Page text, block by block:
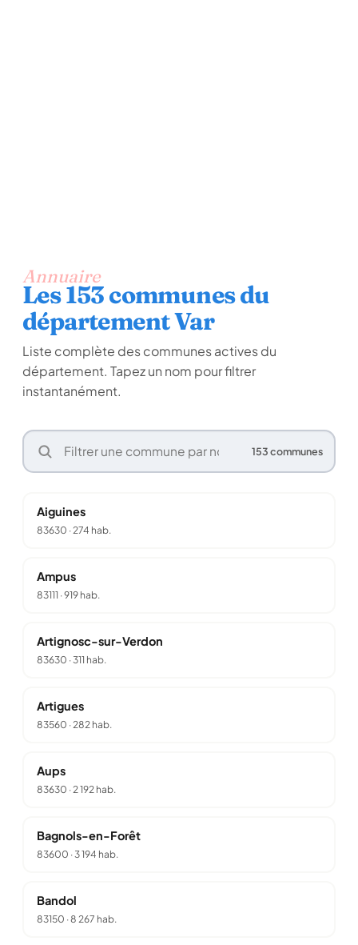
Annuaire
Les 153 communes du
département Var
Liste complète des communes actives du
département. Tapez un nom pour filtrer
instantanément.
153 communes
Aiguines
83630 ·274 hab.
Ampus
83111 ·919 hab.
Artignosc-sur-Verdon
83630 ·311 hab.
Artigues
83560 ·282 hab.
Aups
83630 ·2 192 hab.
Bagnols-en-Forêt
83600 ·3 194 hab.
Bandol
83150 ·8 267 hab.